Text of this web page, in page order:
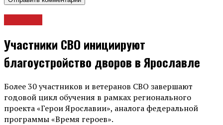
Участники СВО инициируют
благоустройство дворов в Ярославле
Более 30 участников и ветеранов СВО завершают
годовой цикл обучения в рамках регионального
проекта «Герои Ярославии», аналога федеральной
программы «Время героев».